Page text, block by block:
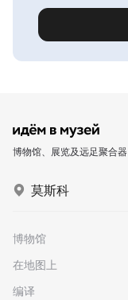
博物馆、展览及远足聚合器
莫斯科
博物馆
在地图上
编译